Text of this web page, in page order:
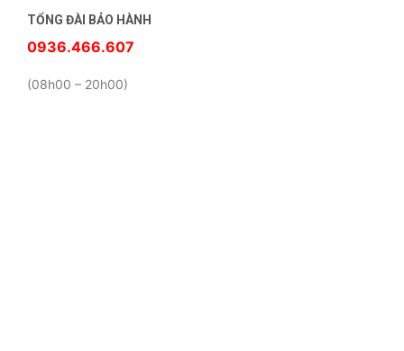
TỔNG ĐÀI BẢO HÀNH
0936.466.607
(08h00 – 20h00)